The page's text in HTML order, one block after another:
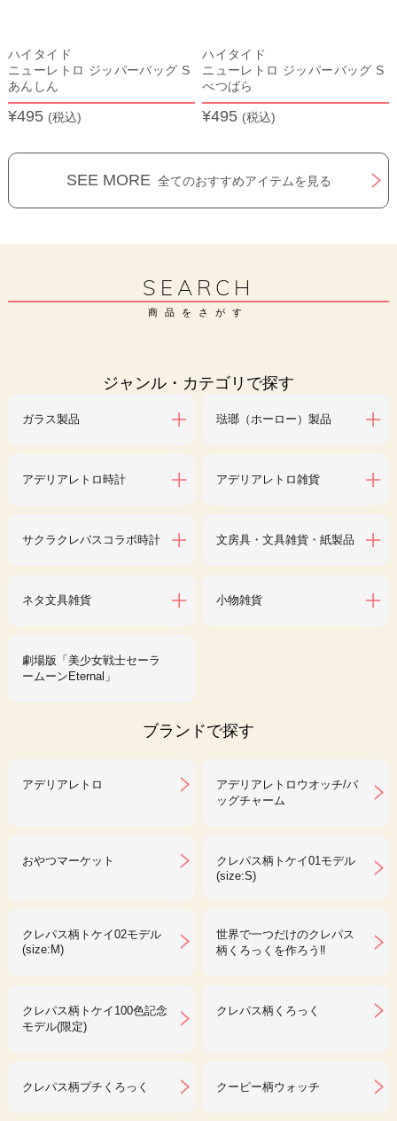
ハイタイド
ニューレトロ ジッパーバッグ S
あんしん
¥495 (税込)
ハイタイド
ニューレトロ ジッパーバッグ S
べつばら
¥495 (税込)
SEE MORE 全てのおすすめアイテムを見る
SEARCH
商品をさがす
ジャンル・カテゴリで探す
ガラス製品 琺瑯（ホーロー）製品
アデリアレトロ時計 アデリアレトロ雑貨
サクラクレパスコラボ時計 文房具・文具雑貨・紙製品
ネタ文具雑貨 小物雑貨
劇場版「美少女戦士セーラ
ームーンEternal」
ブランドで探す
アデリアレトロ
アデリアレトロウオッチ/バ
ッグチャーム
おやつマーケット
クレパス柄トケイ01モデル
(size:S)
クレパス柄トケイ02モデル
(size:M)
世界で一つだけのクレパス
柄くろっくを作ろう‼︎
クレパス柄トケイ100色記念
モデル(限定)
クレパス柄くろっく
クレパス柄プチくろっく クーピー柄ウォッチ